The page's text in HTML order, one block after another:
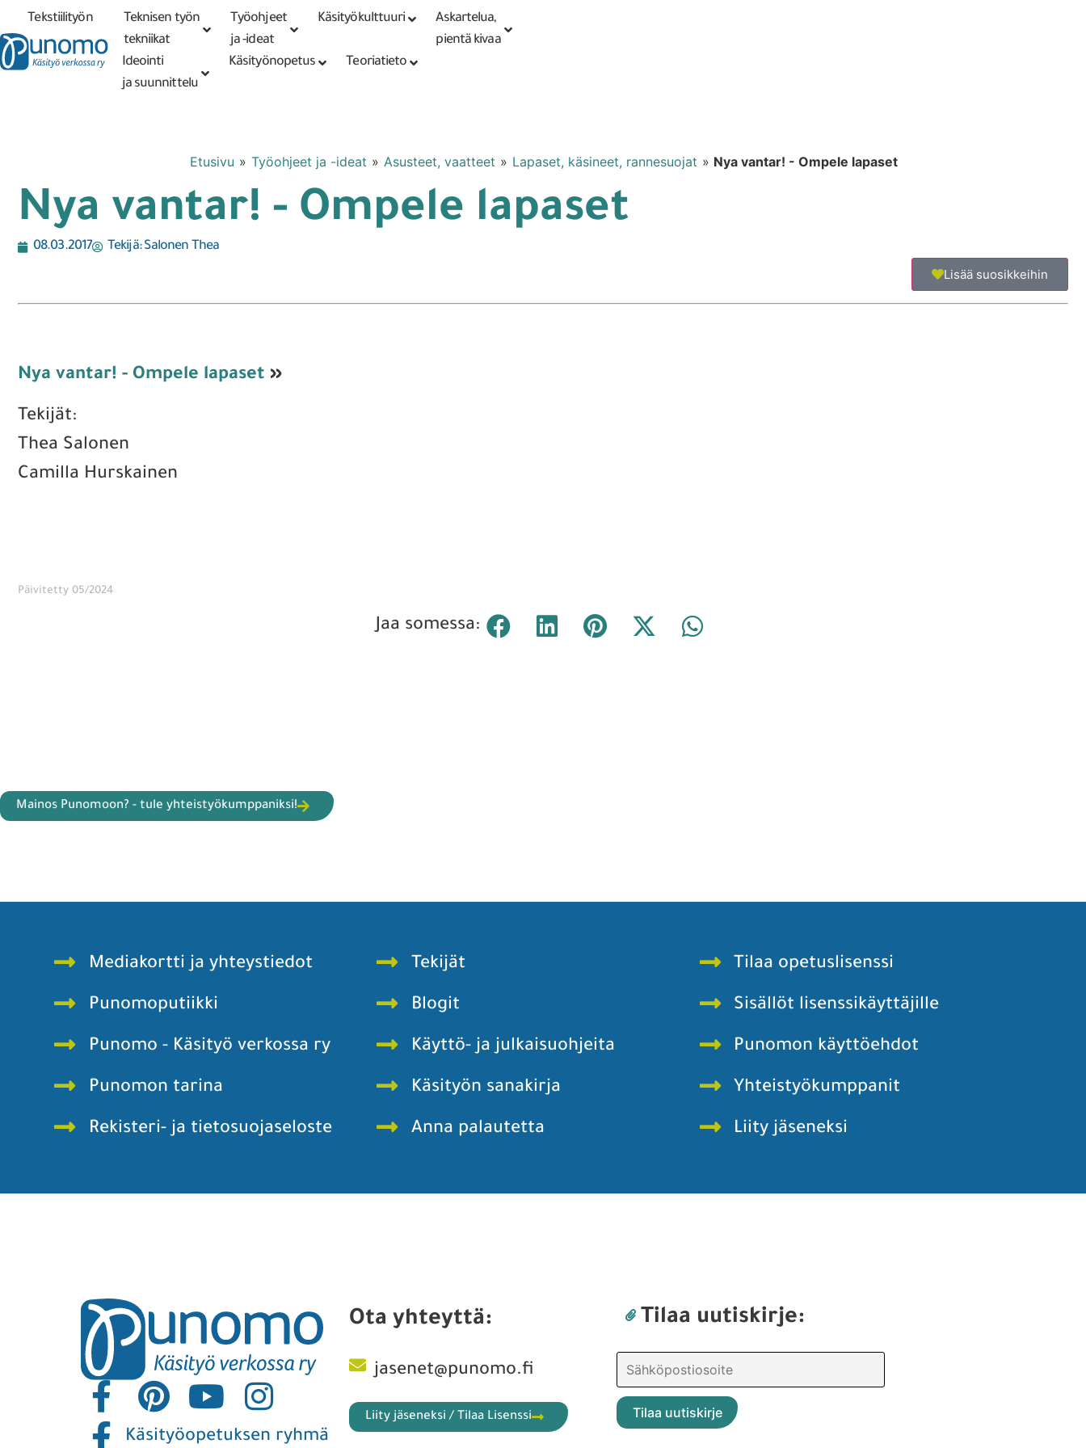
Tarkennettu PunomoputiikkiKirjaudu tai
rekisteröidy
Tekstiilityön
tekniikat
Teknisen työn
tekniikat
Työohjeet
ja -ideat
Käsityökulttuuri
Askartelua,
pientä kivaa
Ideointi
ja suunnittelu
Käsityönopetus Teoriatieto
Etusivu » Työohjeet ja -ideat » Asusteet, vaatteet » Lapaset, käsineet, rannesuojat » Nya vantar! - Ompele lapaset
Nya vantar! - Ompele lapaset
08.03.2017 Tekijä:Salonen Thea
Lisää suosikkeihin
Nya vantar! - Ompele lapaset »
Tekijät:
Thea Salonen
Camilla Hurskainen
Päivitetty 05/2024
Jaa somessa:
Mainos Punomoon? - tule yhteistyökumppaniksi!
Mediakortti ja yhteystiedot
Punomoputiikki
Punomo - Käsityö verkossa ry
Punomon tarina
Rekisteri- ja tietosuojaseloste
Tekijät
Blogit
Käyttö- ja julkaisuohjeita
Käsityön sanakirja
Anna palautetta
Tilaa opetuslisenssi
Sisällöt lisenssikäyttäjille
Punomon käyttöehdot
Yhteistyökumppanit
Liity jäseneksi
Käsityöopetuksen ryhmä
Ota yhteyttä:
jasenet@punomo.fi
Liity jäseneksi / Tilaa Lisenssi
Tilaa uutiskirje: